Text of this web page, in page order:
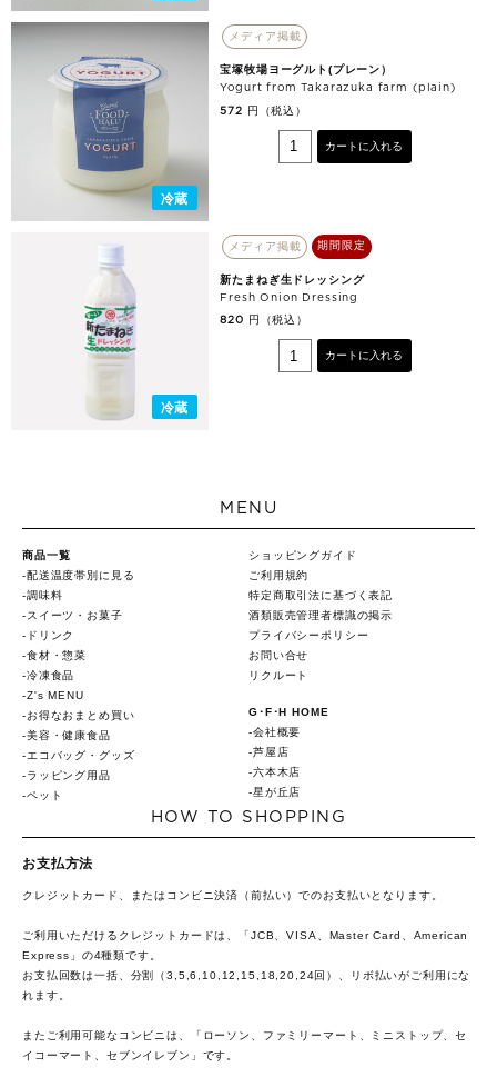
冷蔵
メディア掲載
宝塚牧場ヨーグルト(プレーン）
Yogurt from Takarazuka farm (plain)
572 円（税込）
カートに入れる
冷蔵
メディア掲載 期間限定
新たまねぎ生ドレッシング
Fresh Onion Dressing
820 円（税込）
カートに入れる
MENU
商品一覧
配送温度帯別に見る
調味料
スイーツ・お菓子
ドリンク
食材・惣菜
冷凍食品
Z's MENU
お得なおまとめ買い
美容・健康食品
エコバッグ・グッズ
ラッピング用品
ペット
ショッピングガイド
ご利用規約
特定商取引法に基づく表記
酒類販売管理者標識の掲示
プライバシーポリシー
お問い合せ
リクルート
G･F･H HOME
会社概要
芦屋店
六本木店
星が丘店
HOW TO SHOPPING
お支払方法
クレジットカード、またはコンビニ決済（前払い）でのお支払いとなります。
ご利用いただけるクレジットカードは、「JCB、VISA、Master Card、American
Express」の4種類です。
お支払回数は一括、分割（3,5,6,10,12,15,18,20,24回）、リボ払いがご利用にな
れます。
またご利用可能なコンビニは、「ローソン、ファミリーマート、ミニストップ、セ
イコーマート、セブンイレブン」です。